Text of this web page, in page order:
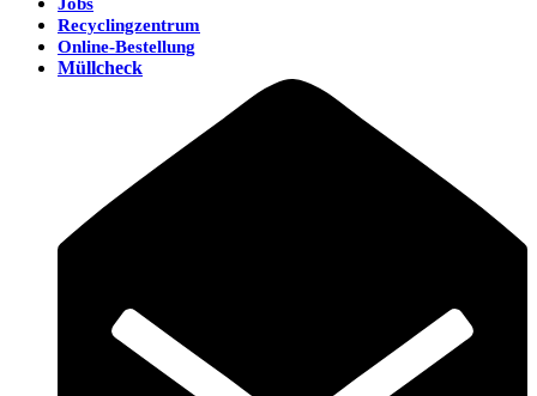
Recyclingzentrum
Online-Bestellung
Müllcheck